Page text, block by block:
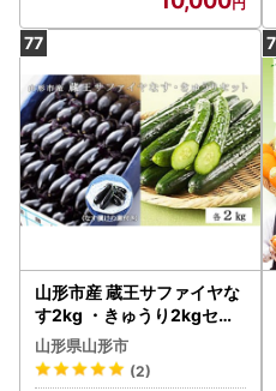
山形市産 蔵王サファイヤな
す2kg ・きゅうり2kgセッ
ト FZ26-825
山形県山形市
(2)